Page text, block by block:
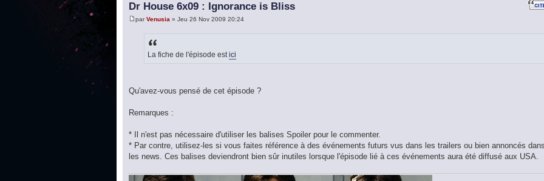
Dr House 6x09 : Ignorance is Bliss
parVenusia » Jeu 26 Nov 2009 20:24
La fiche de l'épisode estici
Qu'avez-vous pensé de cet épisode ?
Remarques :
* Il n'est pas nécessaire d'utiliser les balises Spoiler pour le commenter.
* Par contre, utilisez-les si vous faites référence à des événements futurs vus dans les trailers ou bien annoncés dans
les news. Ces balises deviendront bien sûr inutiles lorsque l'épisode lié à ces événements aura été diffusé aux USA.